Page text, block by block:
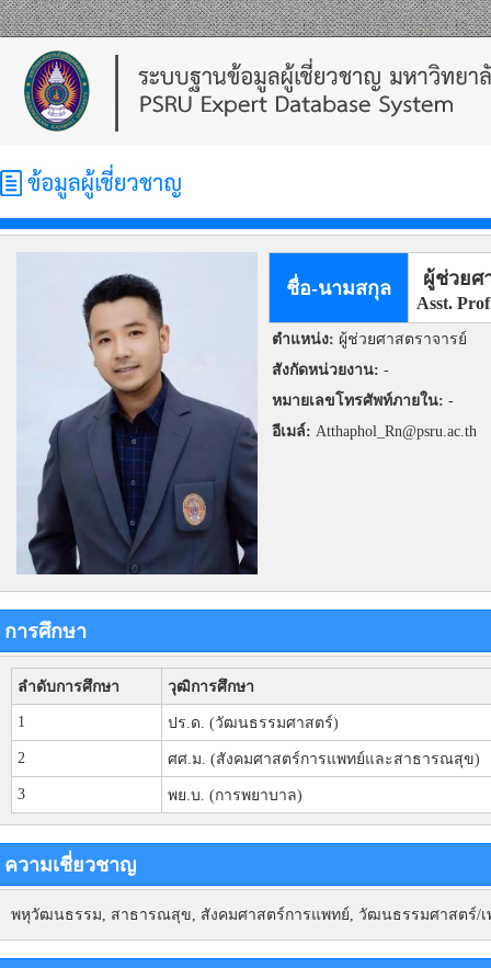
ชื่อ-นามสกุล ผู้ช่วยศ
Asst.
ตำแหน่ง: ผู้ช่วยศาสตราจารย์
สังกัดหน่วยงาน: -
หมายเลขโทรศัพท์ภายใน: -
อีเมล์: Atthaphol_Rn@psru.ac.th
การศึกษา
ลำดับการศึกษา วุฒิการศึกษา
1 ปร.ด. (วัฒนธรรมศาสตร์)
2 ศศ.ม. (สังคมศาสตร์การแพทย์และสาธารณสุข)
3 พย.บ. (การพยาบาล)
ความเชี่ยวชาญ
พหุวัฒนธรรม, สาธารณสุข, สังคมศาสตร์การแพทย์, วัฒนธรรมศาสตร์/